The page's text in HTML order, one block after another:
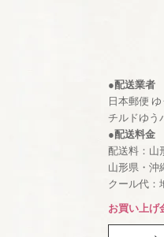
●配送業者
日本郵便
チルドゆう
●配送料金
配送料：山
山形県・沖
クール代：
お買い上げ